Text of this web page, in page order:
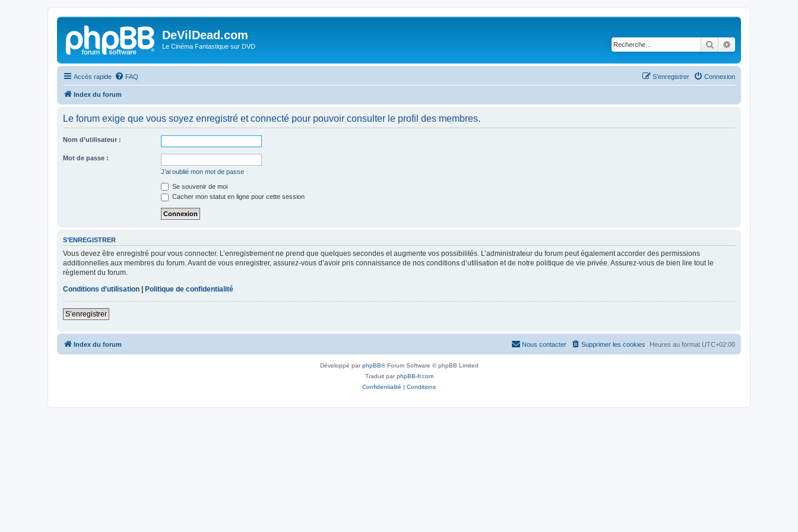
DeVilDead.com
Le Cinéma Fantastique sur DVD Rechercher
Accès rapide FAQ Connexion
S’enregistrer
Index du forum
Le forum exige que vous soyez enregistré et connecté pour pouvoir consulter le profil des membres.
Nom d’utilisateur :
Mot de passe :
J’ai oublié mon mot de passe
Se souvenir de moi
Cacher mon statut en ligne pour cette session
S’ENREGISTRER
Vous devez être enregistré pour vous connecter. L’enregistrement ne prend que quelques secondes et augmente vos possibilités. L’administrateur du forum peut également accorder des permissions
additionnelles aux membres du forum. Avant de vous enregistrer, assurez-vous d’avoir pris connaissance de nos conditions d’utilisation et de notre politique de vie privée. Assurez-vous de bien lire tout le
règlement du forum.
Conditions d’utilisation
Politique de confidentialité
S’enregistrer
Index du forum Heures au format UTC+02:00
Supprimer les cookies
Nous contacter
Développé parphpBB® Forum Software © phpBB Limited
Traduit parphpBB-fr.com
Confidentialité | Conditions